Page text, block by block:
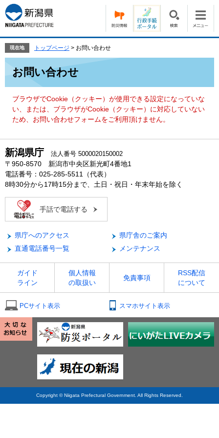
ー
ジ
の
頭
す。
ニ
ュ
ー
飛
て
現在地 トップページ > お問い合わせ
お問い合わせ
ブラウザでCookie（クッキー）が使用できる設定になっていな
い、または、ブラウザがCookie（クッキー）に対応していない
ため、お問い合わせフォームをご利用頂けません。
新潟県庁 法人番号 5000020150002
〒950-8570 新潟市中央区新光町4番地1
電話番号：025-285-5511（代表）
8時30分から17時15分まで、土日・祝日・年末年始を除く
手話で電話する
県庁へのアクセス
県庁舎のご案内
直通電話番号一覧
メンテナンス
ガイド
ライン
個人情報
の取扱い
免責事項
RSS配信
について
PCサイト表示 スマホサイト表示
Copyright © Niigata Prefectural Government. All Rights Reserved.